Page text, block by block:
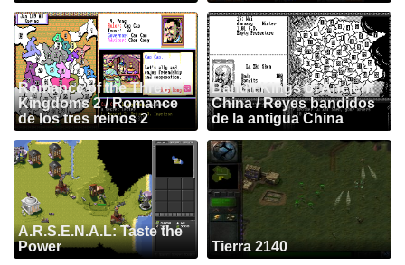
Romance of the Three
Kingdoms 2 / Romance
de los tres reinos 2
Bandit Kings of Ancient
China / Reyes bandidos
de la antigua China
A.R.S.E.N.A.L: Taste the
Power
Tierra 2140